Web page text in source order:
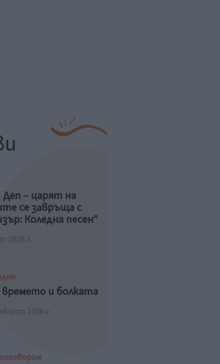
– царят на
се завръща с
Коледна песен“
2026 г.
времето и болката
2026 г.